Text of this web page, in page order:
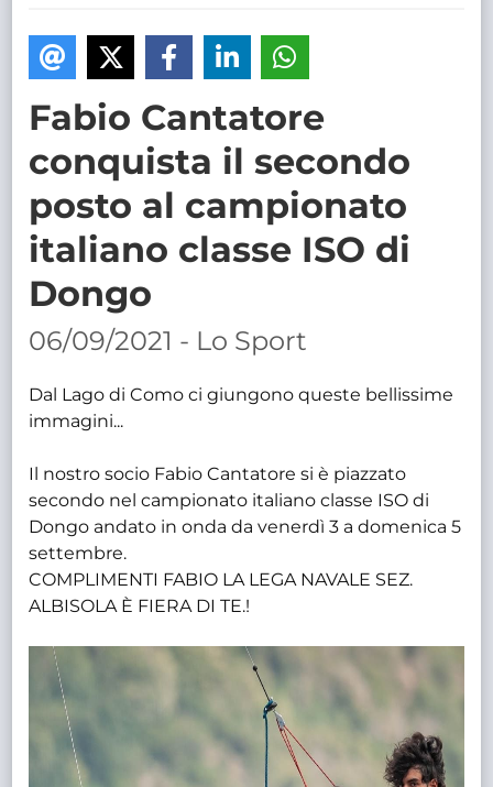
Fabio Cantatore
conquista il secondo
posto al campionato
italiano classe ISO di
Dongo
06/09/2021 - Lo Sport
Dal Lago di Como ci giungono queste bellissime
immagini...
Il nostro socio Fabio Cantatore si è piazzato
secondo nel campionato italiano classe ISO di
Dongo andato in onda da venerdì 3 a domenica 5
settembre.
COMPLIMENTI FABIO LA LEGA NAVALE SEZ.
ALBISOLA È FIERA DI TE.!